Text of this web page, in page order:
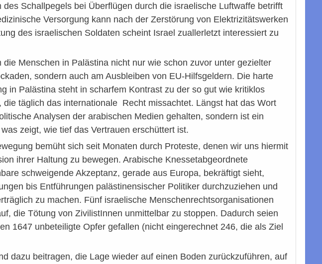
Schallpegels bei Überflügen durch die israelische Luftwaffe betrifft
Versorgung kann nach der Zerstörung von Elektrizitätswerken
des israelischen Soldaten scheint Israel zuallerletzt interessiert zu
Menschen in Palästina nicht nur wie schon zuvor unter gezielter
sondern auch am Ausbleiben von EU-Hilfsgeldern. Die harte
in Palästina steht in scharfem Kontrast zu der so gut wie kritiklos
täglich das internationale Recht missachtet. Längst hat das Wort
Analysen der arabischen Medien gehalten, sondern ist ein
zeigt, wie tief das Vertrauen erschüttert ist.
bemüht sich seit Monaten durch Proteste, denen wir uns hiermit
ihrer Haltung zu bewegen. Arabische Knessetabgeordnete
schweigende Akzeptanz, gerade aus Europa, bekräftigt sieht,
bis Entführungen palästinensischer Politiker durchzuziehen und
zu machen. Fünf israelische Menschenrechtsorganisationen
die Tötung von ZivilistInnen unmittelbar zu stoppen. Dadurch seien
1647 unbeteiligte Opfer gefallen (nicht eingerechnet 246, die als Ziel
dazu beitragen, die Lage wieder auf einen Boden zurückzuführen, auf